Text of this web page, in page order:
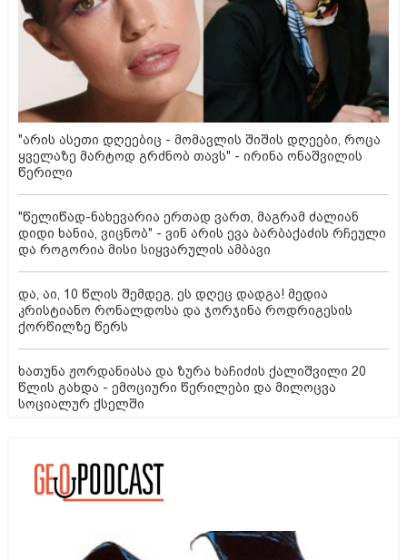
"არის ასეთი დღეებიც - მომავლის შიშის დღეები, როცა
ყველაზე მარტოდ გრძნობ თავს" - ირინა ონაშვილის
წერილი
"წელიწად-ნახევარია ერთად ვართ, მაგრამ ძალიან
დიდი ხანია, ვიცნობ" - ვინ არის ევა ბარბაქაძის რჩეული
და როგორია მისი სიყვარულის ამბავი
და, აი, 10 წლის შემდეგ, ეს დღეც დადგა! მედია
კრისტიანო რონალდოსა და ჯორჯინა როდრიგესის
ქორწილზე წერს
ხათუნა ჟორდანიასა და ზურა ხაჩიძის ქალიშვილი 20
წლის გახდა - ემოციური წერილები და მილოცვა
სოციალურ ქსელში